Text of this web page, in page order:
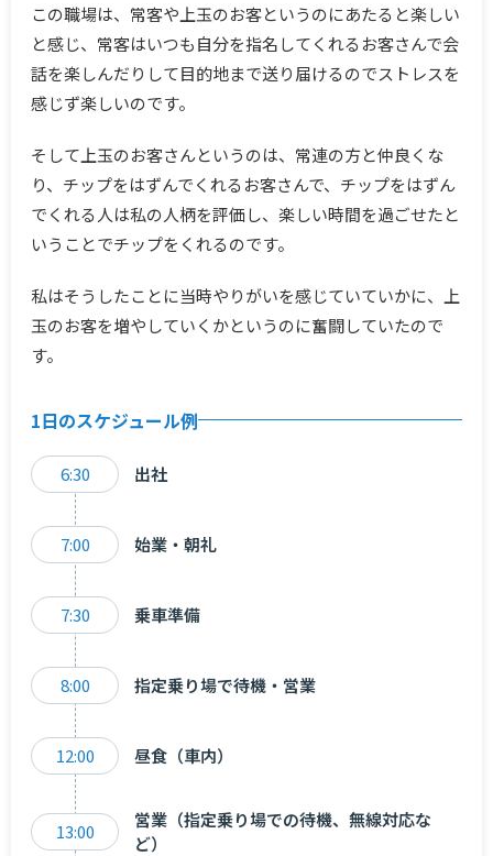
この職場は、常客や上玉のお客というのにあたると楽しい
と感じ、常客はいつも自分を指名してくれるお客さんで会
話を楽しんだりして目的地まで送り届けるのでストレスを
感じず楽しいのです。
そして上玉のお客さんというのは、常連の方と仲良くな
り、チップをはずんでくれるお客さんで、チップをはずん
でくれる人は私の人柄を評価し、楽しい時間を過ごせたと
いうことでチップをくれるのです。
私はそうしたことに当時やりがいを感じていていかに、上
玉のお客を増やしていくかというのに奮闘していたので
す。
1日のスケジュール例
6:30 出社
7:00 始業・朝礼
7:30 乗車準備
8:00 指定乗り場で待機・営業
12:00 昼食（車内）
13:00
営業（指定乗り場での待機、無線対応な
ど）